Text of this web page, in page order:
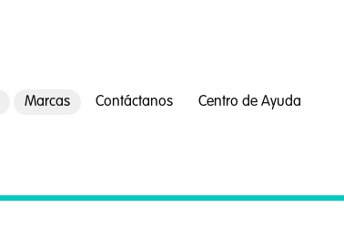
Marcas Contáctanos Centro de Ayuda